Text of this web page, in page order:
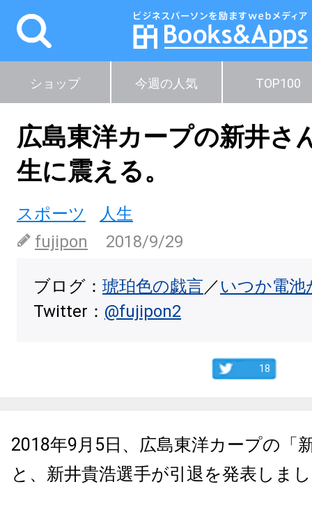
ショップ 今週の人気 TOP100
広島東洋カープの新井さ
生に震える。
スポーツ
人生
fujipon
2018/9/29
ブログ： 琥珀色の戯言／いつか電
Twitter： @fujipon2
18
2018年9月 5日、広島東洋カープの「
と、新井貴浩選手が引退を発表しま